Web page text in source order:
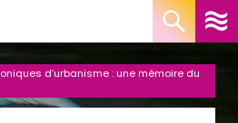
d’urbanisme : une mémoire du